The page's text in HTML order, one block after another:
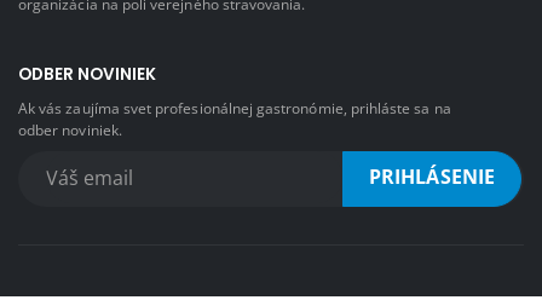
ODBER NOVINIEK
Ak vás zaujíma svet profesionálnej gastronómie, prihláste sa na
odber noviniek.